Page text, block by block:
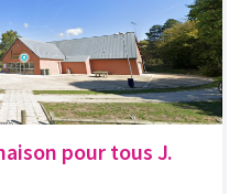
pour tous J.